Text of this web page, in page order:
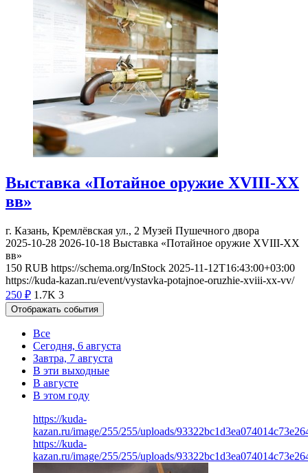
Выставка «Потайное оружие XVIII-XX
вв»
г. Казань, Кремлёвская ул., 2 Музей Пушечного двора
2025-10-28 2026-10-18 Выставка «Потайное оружие XVIII-XX
вв»
150 RUB https://schema.org/InStock 2025-11-12T16:43:00+03:00
https://kuda-kazan.ru/event/vystavka-potajnoe-oruzhie-xviii-xx-vv/
250 ₽ 1.7K 3
Отображать события
Все
Сегодня, 6 августа
Завтра, 7 августа
В эти выходные
В августе
В этом году
https://kuda-
kazan.ru/image/255/255/uploads/
https://kuda-
kazan.ru/image/255/255/uploads/